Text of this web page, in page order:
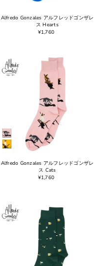
Alfredo Gonzales アルフレッドゴンザレ
ス Hearts
¥1,760
Alfredo Gonzales アルフレッドゴンザレ
ス Cats
¥1,760